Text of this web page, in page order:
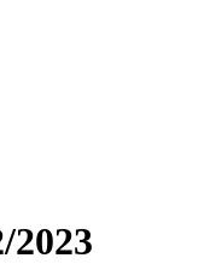
2023